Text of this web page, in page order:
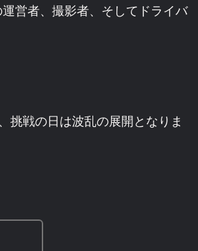
営者、撮影者、そしてドライバ
挑戦の日は波乱の展開となりま